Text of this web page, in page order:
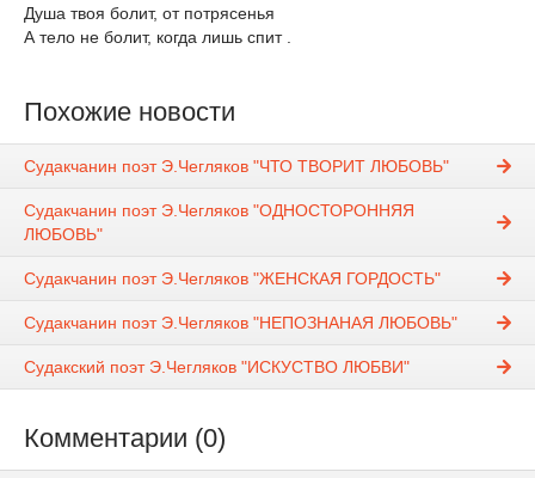
Душа твоя болит, от потрясенья
А тело не болит, когда лишь спит .
Похожие новости
Судакчанин поэт Э.Чегляков "ЧТО ТВОРИТ ЛЮБОВЬ"
Судакчанин поэт Э.Чегляков "ОДНОСТОРОННЯЯ
ЛЮБОВЬ"
Судакчанин поэт Э.Чегляков "ЖЕНСКАЯ ГОРДОСТЬ"
Судакчанин поэт Э.Чегляков "НЕПОЗНАНАЯ ЛЮБОВЬ"
Судакский поэт Э.Чегляков "ИСКУСТВО ЛЮБВИ"
Комментарии (0)